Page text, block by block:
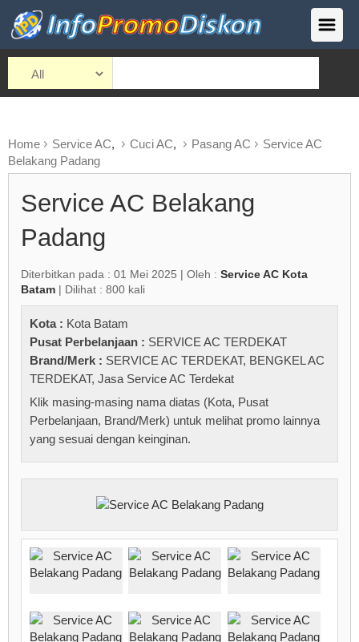
Home Service AC, Cuci AC, Pasang AC
Service AC
Belakang Padang
Service AC Belakang
Padang
Diterbitkan pada : 01 Mei 2025 | Oleh : Service AC Kota
Batam | Dilihat : 800 kali
Kota : Kota Batam
Pusat Perbelanjaan : SERVICE AC TERDEKAT
Brand/Merk : SERVICE AC TERDEKAT, BENGKEL AC
TERDEKAT, Jasa Service AC Terdekat
Klik masing-masing nama diatas (Kota, Pusat
Perbelanjaan, Brand/Merk) untuk melihat promo lainnya
yang sesuai dengan keinginan.